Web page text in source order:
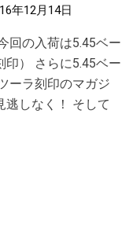
年12月14日
回の入荷は5.45ベー
印） さらに5.45ベー
ーラ刻印のマガジ
逃しなく！ そして